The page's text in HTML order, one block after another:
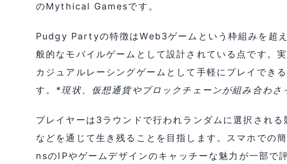
のMythical Gamesです。
Pudgy Partyの特徴はWeb3ゲームという枠組みを超
般的なモバイルゲームとして設計されている点です。
カジュアルレーシングゲームとして手軽にプレイでき
す。 *現状、仮想通貨やブロックチェーンが組み合わさ
プレイヤーは3ラウンドで行われランダムに選択され
などを通じて生き残ることを目指します。スマホでの
nsのIPやゲームデザインのキャッチーな魅力が一部で